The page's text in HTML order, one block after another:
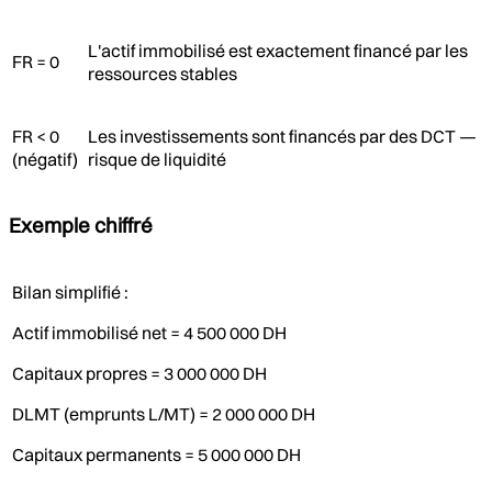
FR = 0
L'actif immobilisé est exactement financé par les
ressources stables
FR < 0
(négatif)
Les investissements sont financés par des DCT —
risque de liquidité
Exemple chiffré
Bilan simplifié :
Actif immobilisé net = 4 500 000 DH
Capitaux propres = 3 000 000 DH
DLMT (emprunts L/MT) = 2 000 000 DH
Capitaux permanents = 5 000 000 DH